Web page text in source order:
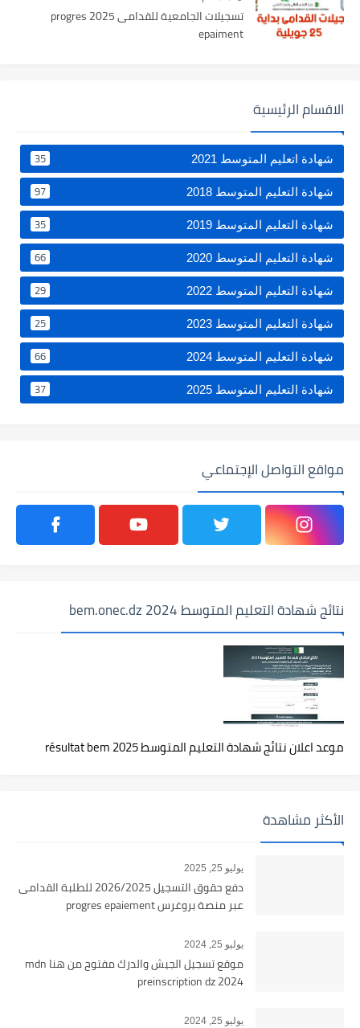
تسجيلات الجامعية للقدامى 2025 progres
epaiment
الاقسام الرئيسية
شهادة اتعليم المتوسط 2021 35
شهادة التعليم المتوسط 2018 97
شهادة التعليم المتوسط 2019 35
شهادة التعليم المتوسط 2020 66
شهادة التعليم المتوسط 2022 29
شهادة التعليم المتوسط 2023 25
شهادة التعليم المتوسط 2024 66
شهادة التعليم المتوسط 2025 37
مواقع التواصل الإجتماعي
نتائج شهادة التعليم المتوسط 2024 bem.onec.dz
موعد اعلان نتائج شهادة التعليم المتوسط 2025 résultat bem
الأكثر مشاهدة
يوليو 25, 2025
دفع حقوق التسجيل 2026/2025 للطلبة القدامى
عبر منصة بروغرس progres epaiement
يوليو 25, 2024
موقع تسجيل الجيش والدرك مفتوح من هنا mdn
preinscription dz 2024
يوليو 25, 2024